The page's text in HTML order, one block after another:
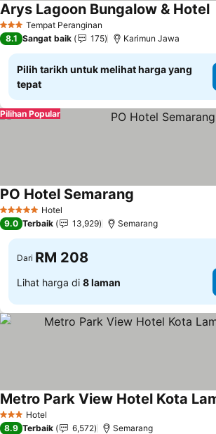
3 BintangTempat Peranginan
Arys Lagoon Bungalow & Hotel
8.1 Sangat baik 175 Karimun Jawa
Pilih tarikh untuk melihat harga yang
tepat
Pilihan Popular
5 Bintang Hotel
PO Hotel Semarang
9.0 Terbaik 13,929 Semarang
Dari RM 208
Lihat harga di 8 laman
3 BintangHotel
Metro Park View Hotel Kota
8.9 Terbaik 6,572 Semarang